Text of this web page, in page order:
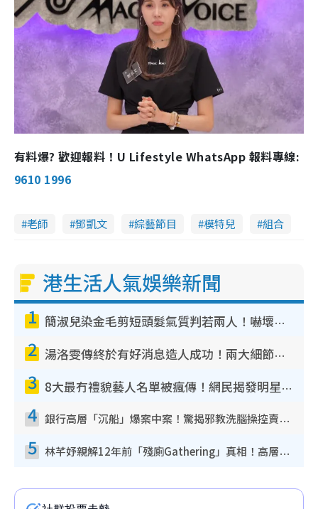
有料爆? 歡迎報料！U Lifestyle WhatsApp 報料專線:
9610 1996
老師 鄧凱文 綜藝節目 模特兒 組合
港生活人氣娛樂新聞
1 簡淑兒染金毛剪短頭髮氣質判若兩人！嚇壞老公麥大力都認唔出：「你做咩事？」
2 湯洛雯傳終於有好消息造人成功！兩大細節曝孕味極濃惹猜測：大肚婆先會咁！
3 8大最冇禮貌藝人名單被瘋傳！網民揭發明星真面目 一致數臭呢位係無品天花板？
4 銀行高層「沉船」爆案中案！驚揭邪教洗腦操控賣淫被吞600萬 幕後黑手講多錯多
5 林芊妤親解12年前「殘廁Gathering」真相！高層解約一句話重創尊嚴至今拒返TVB